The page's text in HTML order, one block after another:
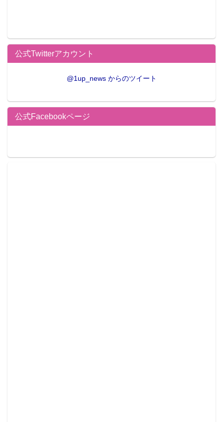
公式Twitterアカウント
@1up_news からのツイート
公式Facebookページ